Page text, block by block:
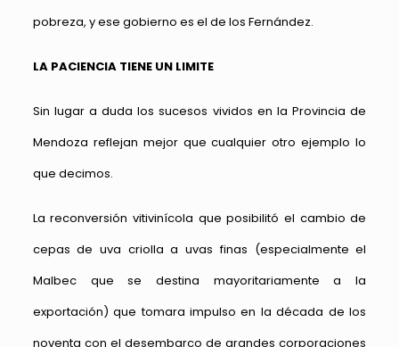
pobreza, y ese gobierno es el de los Fernández.
LA PACIENCIA TIENE UN LIMITE
Sin lugar a duda los sucesos vividos en la Provincia de
Mendoza reflejan mejor que cualquier otro ejemplo lo
que decimos.
La reconversión vitivinícola que posibilitó el cambio de
cepas de uva criolla a uvas finas (especialmente el
Malbec que se destina mayoritariamente a la
exportación) que tomara impulso en la década de los
noventa con el desembarco de grandes corporaciones